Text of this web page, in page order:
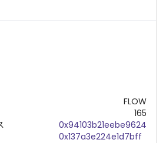
FLOW
165
0x94103b21eebe9624
0x137a3e224e1d7bff